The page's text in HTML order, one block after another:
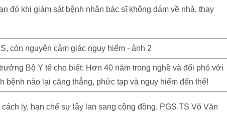
đó khi giám sát bệnh nhân bác sĩ không dám về nhà, thay
Bộ Y tế cho biết: Hơn 40 năm trong nghề và đối phó với
bệnh nào lại căng thẳng, phức tạp và nguy hiểm đến thế!
ly, hạn chế sự lây lan sang cộng đồng, PGS.TS Võ Văn